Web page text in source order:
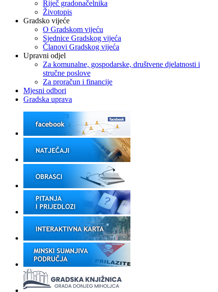
Riječ gradonačelnika
Životopis
Gradsko vijeće
O Gradskom vijeću
Sjednice Gradskog vijeća
Članovi Gradskog vijeća
Upravni odjel
Za komunalne, gospodarske, društvene djelatnosti i
stručne poslove
Za proračun i financije
Mjesni odbori
Gradska uprava